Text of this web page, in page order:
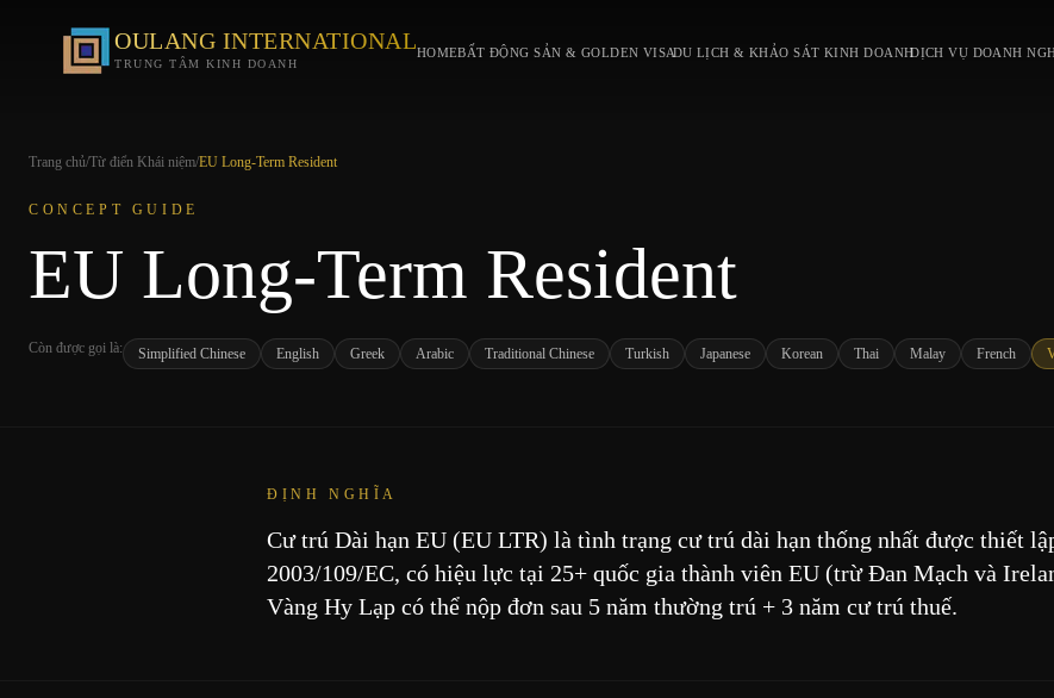
OULANG INTERNATIONAL
TRUNG TÂM KINH DOANH
HOMEBẤT ĐỘNG SẢN & GOLDEN VISADU LỊCH & KHẢO SÁT KINH DOANHDỊCH VỤ DOANH
Trang chủ/Từ điển Khái niệm/EU Long-Term Resident
CONCEPT GUIDE
EU Long-Term Resident
Còn được gọi là: Simplified Chinese English Greek Arabic Traditional Chinese Turkish Japanese Korean Thai Malay French
ĐỊNH NGHĨA
Cư trú Dài hạn EU (EU LTR) là tình trạng cư trú dài hạn thống nhất được thiết
2003/109/EC, có hiệu lực tại 25+ quốc gia thành viên EU (trừ Đan Mạch và
Vàng Hy Lạp có thể nộp đơn sau 5 năm thường trú + 3 năm cư trú thuế.